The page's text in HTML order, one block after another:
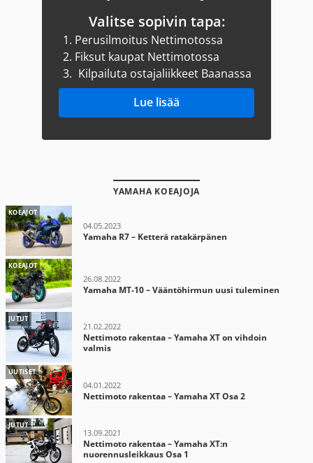
Valitse sopivin tapa:
1. Perusilmoitus Nettimotossa
2. Fiksut kaupat Nettimotossa
3. Kilpailuta ostajaliikkeet Baanassa
Lue lisää
YAMAHA KOEAJOJA
KOEAJOT
04.05.2023
Yamaha R7 – Ketterä ratakärpänen
KOEAJOT
26.08.2022
Yamaha MT-10 – Vääntöhirmun uusi tuleminen
JUTUT
21.02.2022
Nettimoto rakentaa – Yamaha XT on vihdoin
valmis
UUTISET
04.01.2022
Nettimoto rakentaa – Yamaha XT Osa 2
JUTUT
13.09.2021
Nettimoto rakentaa – Yamaha XT:n
nuorennusleikkaus Osa 1